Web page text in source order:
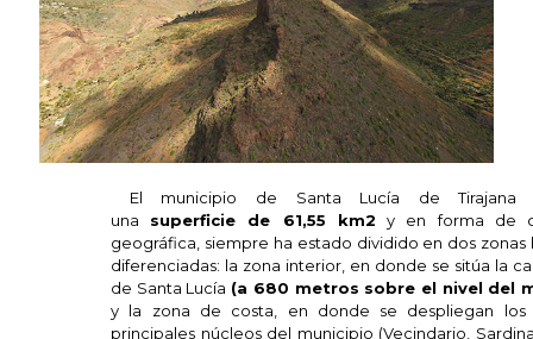
El municipio de Santa Lucía de Tirajana
una superficie de 61,55 km2 y en forma de
geográfica, siempre ha estado dividido en dos zonas
diferenciadas: la zona interior, en donde se sitúa la
de Santa Lucía (a 680 metros sobre el nivel del
y la zona de costa, en donde se despliegan los
principales núcleos del municipio (Vecindario,